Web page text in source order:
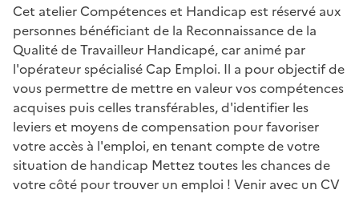
Cet atelier Compétences et Handicap est réservé aux
personnes bénéficiant de la Reconnaissance de la
Qualité de Travailleur Handicapé, car animé par
l'opérateur spécialisé Cap Emploi. Il a pour objectif de
vous permettre de mettre en valeur vos compétences
acquises puis celles transférables, d'identifier les
leviers et moyens de compensation pour favoriser
votre accès à l'emploi, en tenant compte de votre
situation de handicap Mettez toutes les chances de
votre côté pour trouver un emploi ! Venir avec un CV